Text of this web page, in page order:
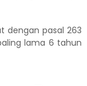
dengan pasal 263
lama 6 tahun